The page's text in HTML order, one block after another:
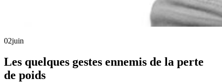
02juin
Les quelques gestes ennemis de la perte
de poids